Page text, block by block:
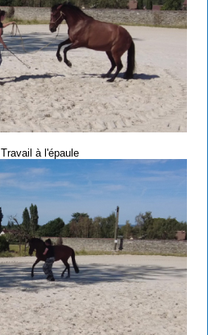
Travail à l'épaule